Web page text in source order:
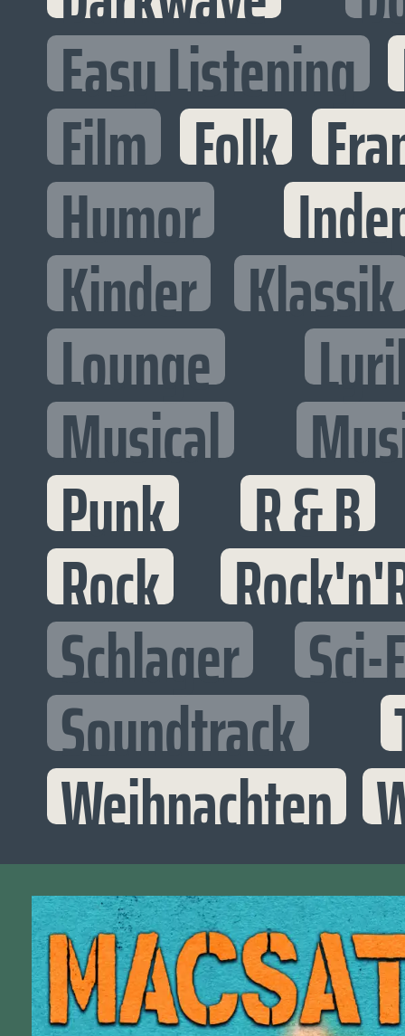
Easy Listening
Film Folk
Humor
Kinder Klassik
Lounge
Musical
Punk R & B
Rock
Schlager Sci-
Soundtrack
Weihnachten